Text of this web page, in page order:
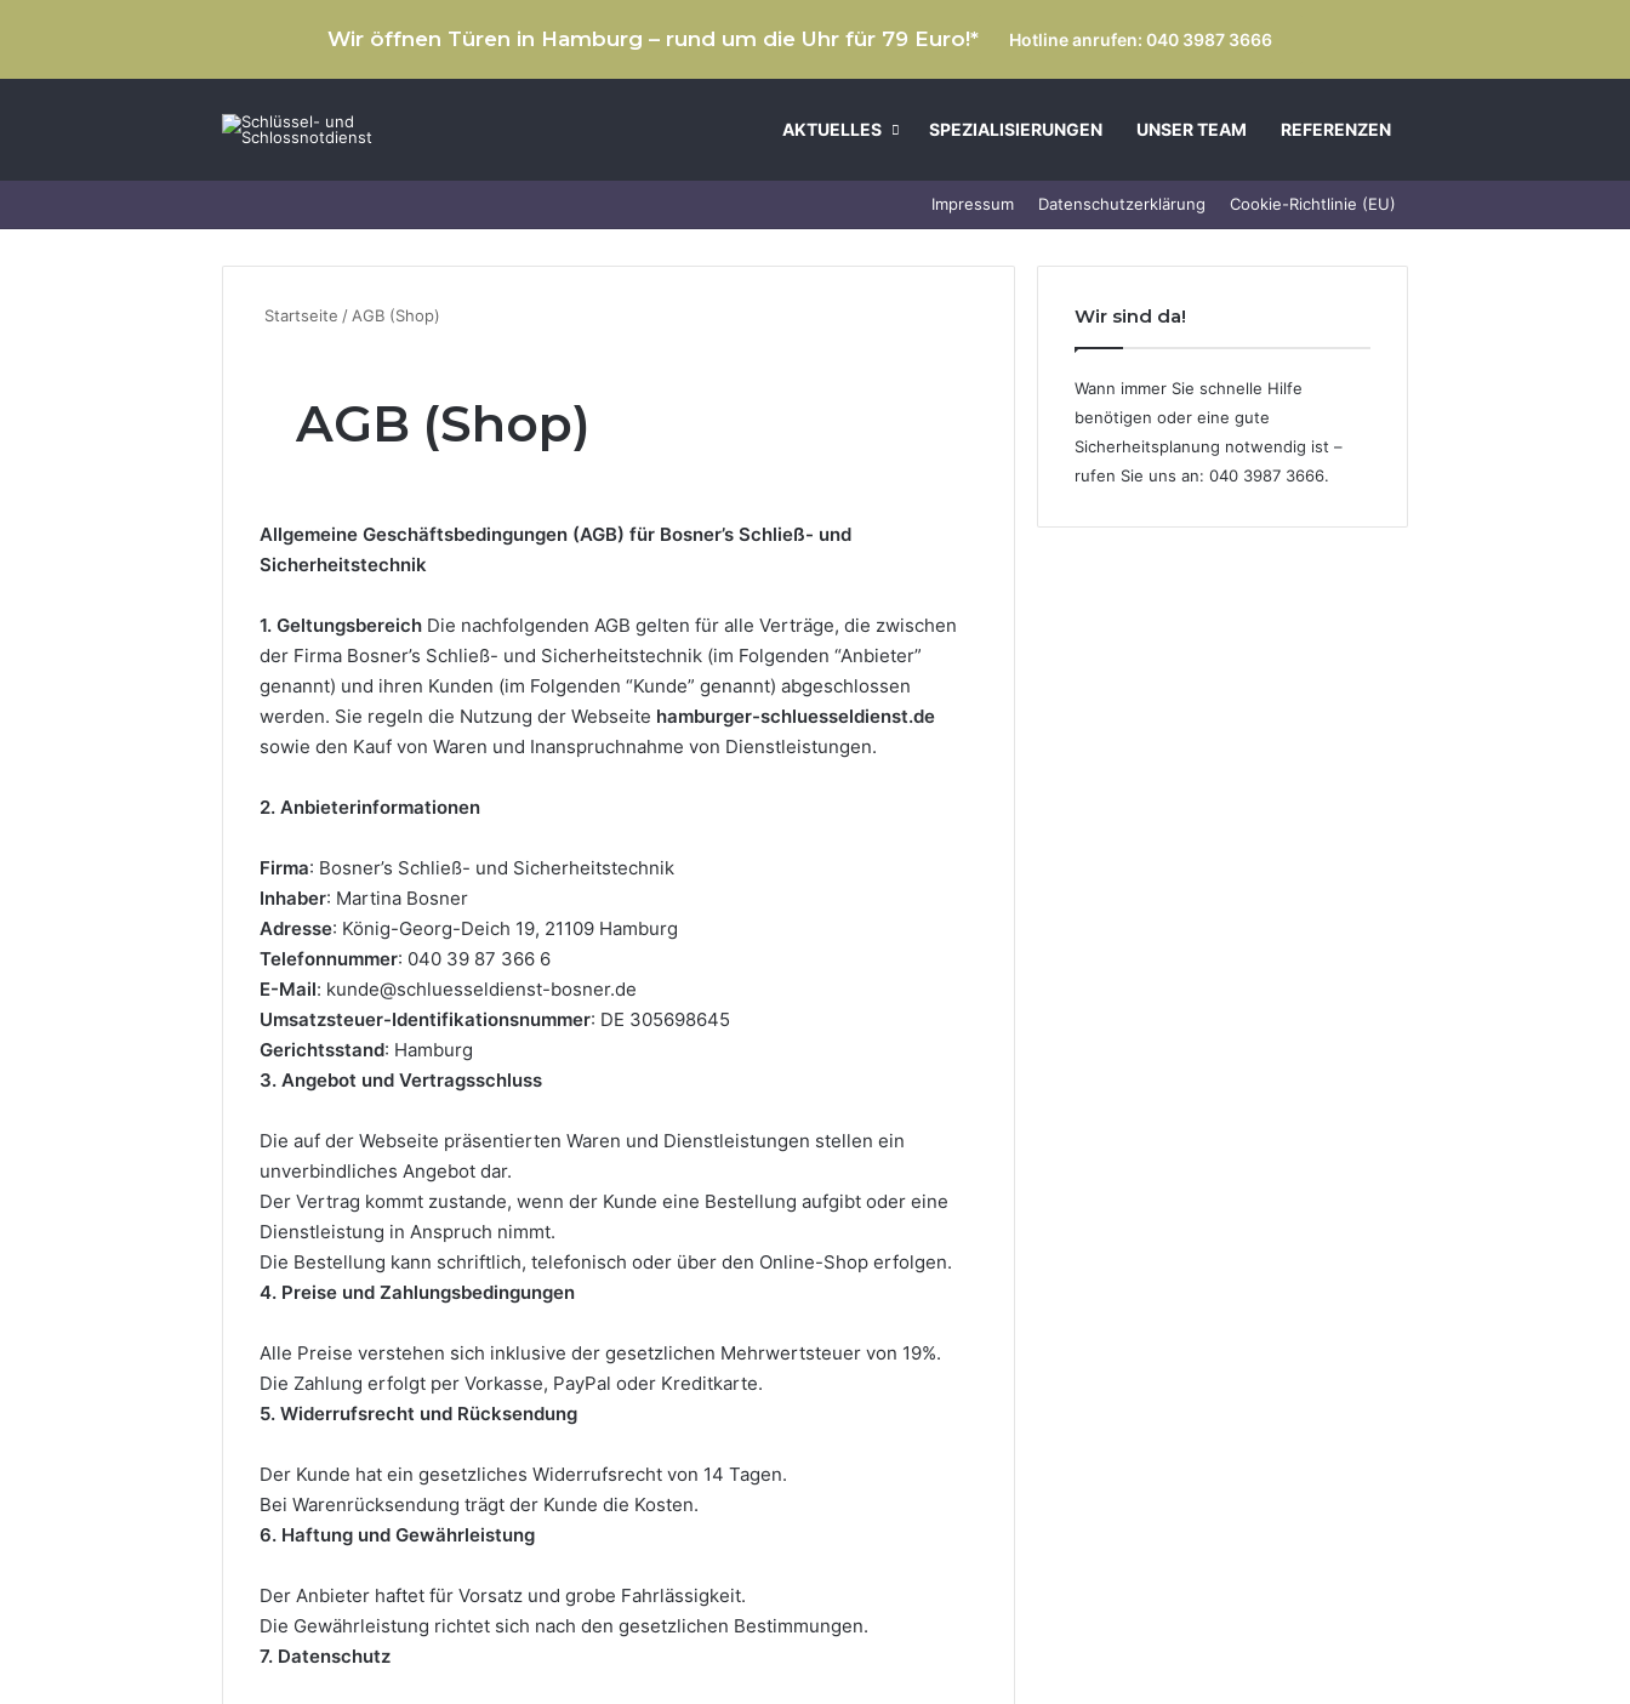
Wir öffnen Türen in Hamburg – rund um die Uhr für 79 Euro!* Hotline anrufen: 040 3987 3666
AKTUELLES SPEZIALISIERUNGEN UNSER TEAM REFERENZEN
cHHat.de
Impressum Datenschutzerklärung Cookie-Richtlinie (EU)
Startseite / AGB (Shop)
AGB (Shop)
Allgemeine Geschäftsbedingungen (AGB) für Bosner’s Schließ- und
Sicherheitstechnik
1. Geltungsbereich Die nachfolgenden AGB gelten für alle Verträge, die zwischen
der Firma Bosner’s Schließ- und Sicherheitstechnik (im Folgenden “Anbieter”
genannt) und ihren Kunden (im Folgenden “Kunde” genannt) abgeschlossen
werden. Sie regeln die Nutzung der Webseite hamburger-schluesseldienst.de
sowie den Kauf von Waren und Inanspruchnahme von Dienstleistungen.
2. Anbieterinformationen
Firma: Bosner’s Schließ- und Sicherheitstechnik
Inhaber: Martina Bosner
Adresse: König-Georg-Deich 19, 21109 Hamburg
Telefonnummer: 040 39 87 366 6
E-Mail: kunde@schluesseldienst-bosner.de
Umsatzsteuer-Identifikationsnummer: DE 305698645
Gerichtsstand: Hamburg
3. Angebot und Vertragsschluss
Die auf der Webseite präsentierten Waren und Dienstleistungen stellen ein
unverbindliches Angebot dar.
Der Vertrag kommt zustande, wenn der Kunde eine Bestellung aufgibt oder eine
Dienstleistung in Anspruch nimmt.
Die Bestellung kann schriftlich, telefonisch oder über den Online-Shop erfolgen.
4. Preise und Zahlungsbedingungen
Alle Preise verstehen sich inklusive der gesetzlichen Mehrwertsteuer von 19%.
Die Zahlung erfolgt per Vorkasse, PayPal oder Kreditkarte.
5. Widerrufsrecht und Rücksendung
Der Kunde hat ein gesetzliches Widerrufsrecht von 14 Tagen.
Bei Warenrücksendung trägt der Kunde die Kosten.
6. Haftung und Gewährleistung
Der Anbieter haftet für Vorsatz und grobe Fahrlässigkeit.
Die Gewährleistung richtet sich nach den gesetzlichen Bestimmungen.
7. Datenschutz
Wir sind da!
Wann immer Sie schnelle Hilfe
benötigen oder eine gute
Sicherheitsplanung notwendig ist –
rufen Sie uns an: 040 3987 3666.